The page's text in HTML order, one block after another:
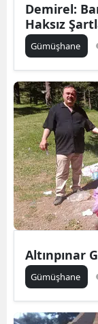
Demirel:
Haksız
Gümüşhane
Altınpınar
Gümüşhane